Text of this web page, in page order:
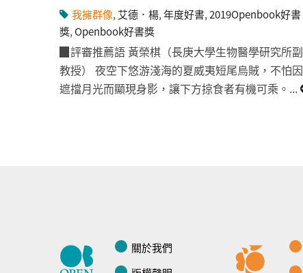
我擁群像,艾德．楊,年度好書,2019Openbook好書
獎,Openbook好書獎
▉評審推薦語 黃榮棋（長庚大學生物醫學研究所副
教授） 夜空下悠游淺海的夏威夷短尾烏賊，不怕因
遮擋月光而顯現身影，讓下方掠食者有機可乘。...
關於我們